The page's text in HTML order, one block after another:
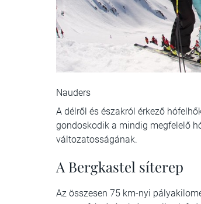
Nauders
A délről és északról érkező
gondoskodik a mindig megfelelő
változatosságának.
A Bergkastel síterep
Az összesen 75 km-nyi